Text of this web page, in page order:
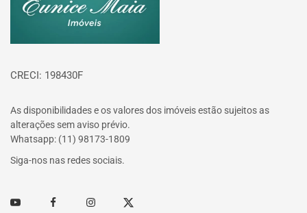
CRECI: 198430F
As disponibilidades e os valores dos imóveis estão sujeitos as
alterações sem aviso prévio.
Whatsapp: (11) 98173-1809
Siga-nos nas redes sociais.
Youtube FacebookInstagramTwitter